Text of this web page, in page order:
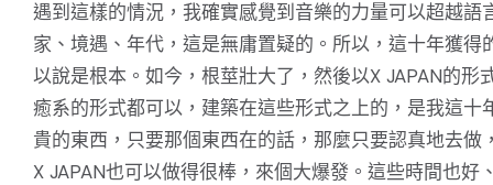
遇到這樣的情況，我確實感覺到音樂的力量可以超越語
家、境遇、年代，這是無庸置疑的。所以，這十年獲得
以說是根本。如今，根莖壯大了，然後以X JAPAN的形
癒系的形式都可以，建築在這些形式之上的，是我這十
貴的東西，只要那個東西在的話，那麼只要認真地去做
X JAPAN也可以做得很棒，來個大爆發。這些時間也好